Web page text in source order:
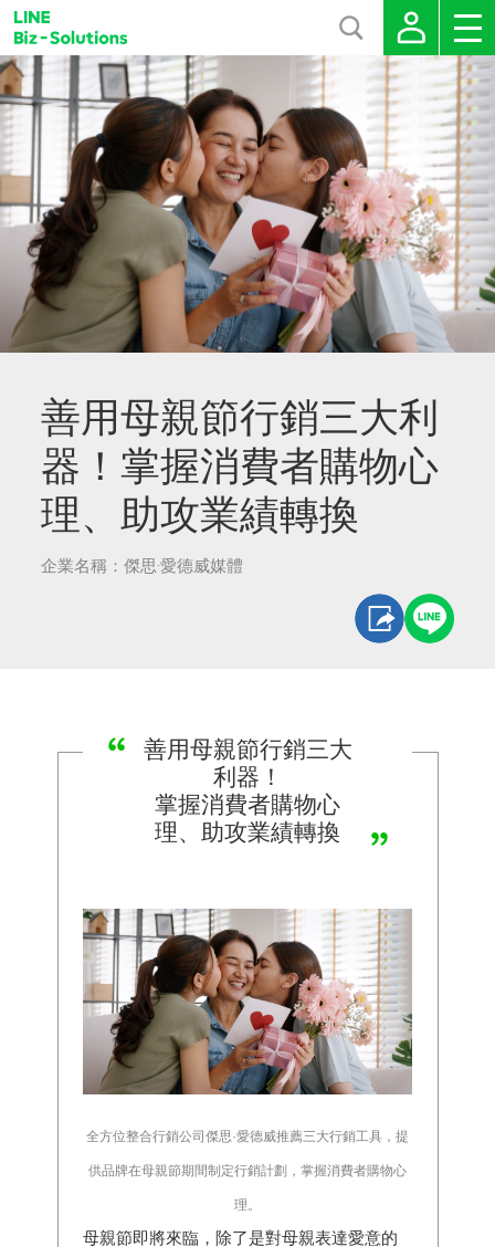
善用母親節行銷三大利
器！掌握消費者購物心
理、助攻業績轉換
企業名稱：傑思·愛德威媒體
善用母親節行銷三大
利器！
掌握消費者購物心
理、助攻業績轉換
全方位整合行銷公司傑思·愛德威推薦三大行銷工具，提
供品牌在母親節期間制定行銷計劃，掌握消費者購物心
理。
母親節即將來臨，除了是對母親表達愛意的